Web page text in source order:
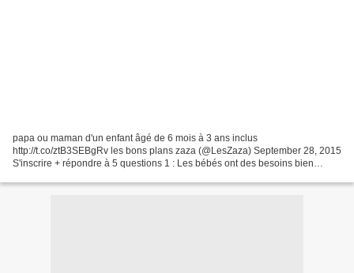
papa ou maman d'un enfant âgé de 6 mois à 3 ans inclus
http://t.co/ztB3SEBgRv les bons plans zaza (@LesZaza) September 28, 2015
S'inscrire + répondre à 5 questions 1 : Les bébés ont des besoins bien